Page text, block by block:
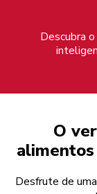
Descubra
O
Desfrute de